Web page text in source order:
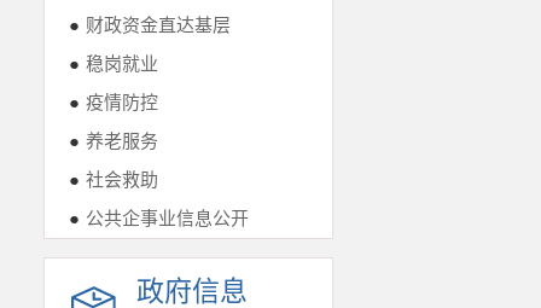
● 财政资金直达基层
● 稳岗就业
● 疫情防控
● 养老服务
● 社会救助
● 公共企事业信息公开
政府信息